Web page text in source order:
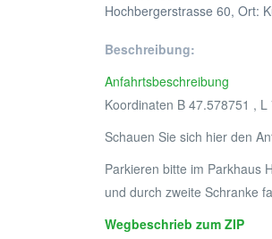
Hochbergerstrasse 60, Ort:
Beschreibung:
Anfahrtsbeschreibung
Koordinaten B 47.578751 , L
Schauen Sie sich hier den
Parkieren bitte im Parkhaus
und durch zweite Schranke
Wegbeschrieb zum ZIP